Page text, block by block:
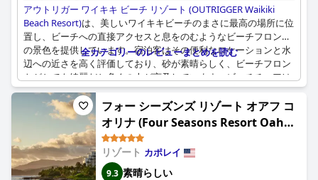
アウトリガー ワイキキ ビーチ リゾート (OUTRIGGER Waikiki
Beach Resort)は、美しいワイキキビーチのまさに最高の場所に位
置し、ビーチへの直接アクセスと息をのむようなビーチフロント
の景色を提供しています。宿泊客はその便利なロケーションと水
辺への近さを高く評価しており、砂が素晴らしく、ビーチフロン
トがとても綺麗だと多くの人が言及しています。ビーチチェアは
有料ですが、ビーチへのアクセスやレンタルはすぐに利用できま
す。リゾートはビーチとプールの両方にアクセスできるため、完
璧なビーチバケーションを過ごせます。夜によっては、午前3〜4
時までビーチパーティーを楽しむこともできます。全体として、
アウトリガー ワイキキ ビーチ リゾート (OUTRIGGER Waikiki
Beach Resort)はワイキキビーチで最高のロケーションを誇り、忘
れられない滞在を演出します。
全カテゴリーのレビューまとめを読む
フォー シーズンズ リゾート オアフ コ
オリナ (Four Seasons Resort Oahu
at Ko Olina)
リゾート カポレイ
9.3 素晴らしい